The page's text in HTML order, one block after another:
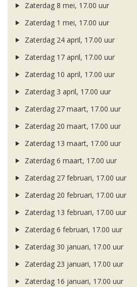
Zaterdag 8 mei, 17.00 uur
Zaterdag 1 mei, 17.00 uur
Zaterdag 24 april, 17.00 uur
Zaterdag 17 april, 17.00 uur
Zaterdag 10 april, 17.00 uur
Zaterdag 3 april, 17.00 uur
Zaterdag 27 maart, 17.00 uur
Zaterdag 20 maart, 17.00 uur
Zaterdag 13 maart, 17.00 uur
Zaterdag 6 maart, 17.00 uur
Zaterdag 27 februari, 17.00 uur
Zaterdag 20 februari, 17.00 uur
Zaterdag 13 februari, 17.00 uur
Zaterdag 6 februari, 17.00 uur
Zaterdag 30 januari, 17.00 uur
Zaterdag 23 januari, 17.00 uur
Zaterdag 16 januari, 17.00 uur